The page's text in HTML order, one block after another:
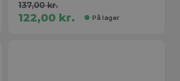
137,00 kr.
122,00 kr. På lager